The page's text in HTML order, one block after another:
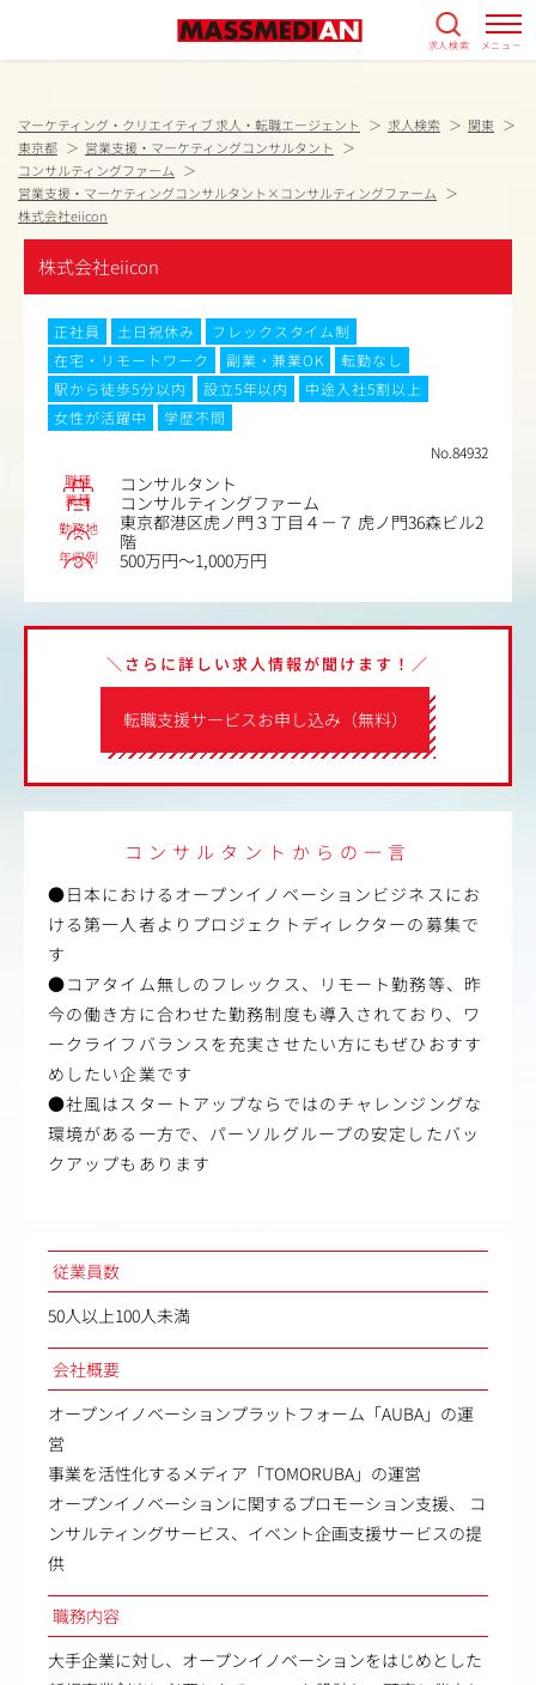
求人検索 メニュー
マーケティング・クリエイティブ 求人・転職エージェント 求人検索
関東
東京都
営業支援・マーケティングコンサルタント
コンサルティングファーム
営業支援・マーケティングコンサルタント×コンサルティングファーム
株式会社eiicon
株式会社eiicon
正社員 土日祝休み
フレックスタイム制
在宅・リモートワーク
副業・兼業OK
転勤なし
駅から徒歩5分以内
設立5年以内
中途入社5割以上
女性が活躍中
学歴不問
No.84932
職種 コンサルタント
業種 コンサルティングファーム
勤務地
東京都港区虎ノ門３丁目４－７ 虎ノ門36森ビル2
階
年収例 500万円～1,000万円
転職支援サービスお申し込み（無料）
＼さらに詳しい求人情報が聞けます！／
コンサルタントからの一言
●日本におけるオープンイノベーションビジネスにお
ける第一人者よりプロジェクトディレクターの募集で
す
●コアタイム無しのフレックス、リモート勤務等、昨
今の働き方に合わせた勤務制度も導入されており、ワ
ークライフバランスを充実させたい方にもぜひおすす
めしたい企業です
●社風はスタートアップならではのチャレンジングな
環境がある一方で、パーソルグループの安定したバッ
クアップもあります
従業員数
50人以上100人未満
会社概要
オープンイノベーションプラットフォーム「AUBA」の運
営
事業を活性化するメディア「TOMORUBA」の運営
オープンイノベーションに関するプロモーション支援、 コ
ンサルティングサービス、イベント企画支援サービスの提
供
職務内容
大手企業に対し、オープンイノベーションをはじめとした